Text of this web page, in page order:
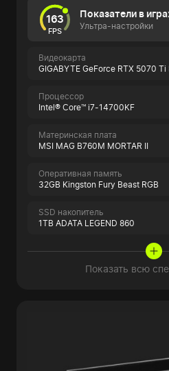
163
FPS
Показатели в
Ультра-настройки
Видеокарта
GIGABYTE GeForce RTX 5070 Ti
Процессор
Intel® Core™ i7-14700KF
Материнская плата
MSI MAG B760M MORTAR II
Оперативная память
32GB Kingston Fury Beast RGB
SSD накопитель
1TB ADATA LEGEND 860
Показать всю